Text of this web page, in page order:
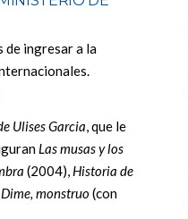
de ingresar a la
Ulises Garcia, que le
Las musas y los
(2004), Historia de
Dime, monstruo(con